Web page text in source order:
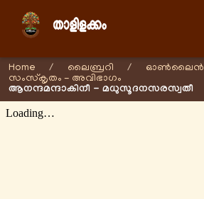
Home / ലൈബ്രറി / ഓണ്‍ലൈന്‍
സംസ്കൃതം - അവിഭാഗം
ആനന്ദമന്ദാകിനീ - മധുസൂദനസരസ്വതീ